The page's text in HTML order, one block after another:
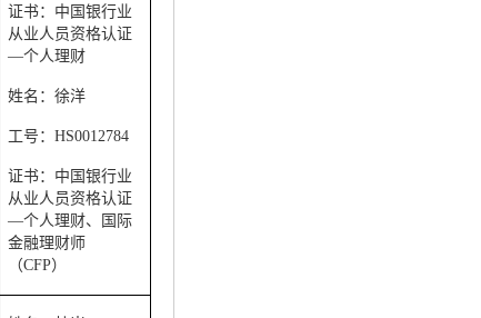
证书：中国银行业
从业人员资格认证
—个人理财
姓名：徐洋
工号：HS0012784
证书：中国银行业
从业人员资格认证
—个人理财、国际
金融理财师
（CFP）